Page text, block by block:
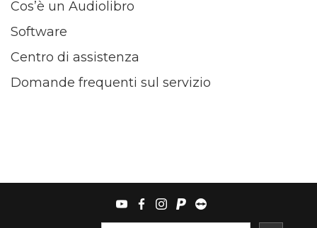
Cos’è un Audiolibro
Software
Centro di assistenza
Domande frequenti sul servizio
youtubefacebook
instagram
paypalteamviewer